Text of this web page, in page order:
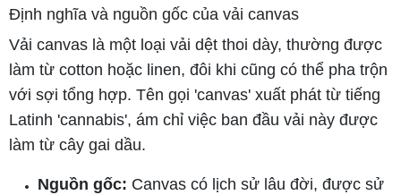
Định nghĩa và nguồn gốc của vải canvas
Vải canvas là một loại vải dệt thoi dày, thường được
làm từ cotton hoặc linen, đôi khi cũng có thể pha trộn
với sợi tổng hợp. Tên gọi 'canvas' xuất phát từ tiếng
Latinh 'cannabis', ám chỉ việc ban đầu vải này được
làm từ cây gai dầu.
Nguồn gốc: Canvas có lịch sử lâu đời, được sử